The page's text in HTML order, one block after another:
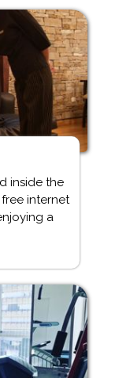
inside the
internet
a